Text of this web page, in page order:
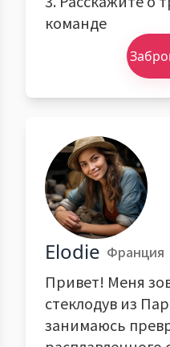
команде
Elodie Франция
Привет! Меня
стеклодув из
занимаюсь